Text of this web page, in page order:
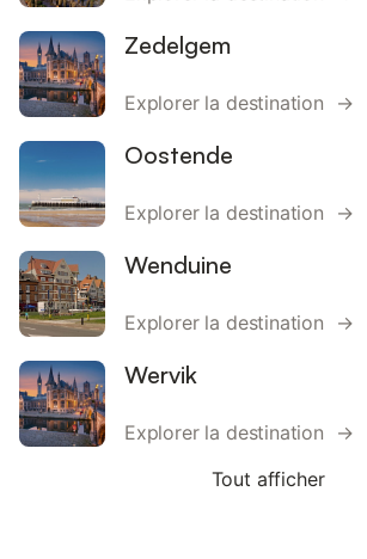
Zedelgem
Explorer la destination →
Oostende
Explorer la destination →
Wenduine
Explorer la destination →
Wervik
Explorer la destination →
Tout afficher